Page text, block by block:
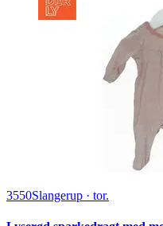
3550Slangerup · tor.